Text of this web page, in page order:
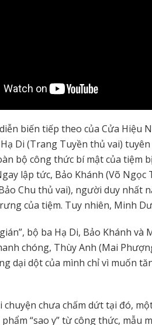
biến tiếp theo của Cửa Hiệu
Di (Trang Tuyền thủ vai)
bộ công thức bí mật của tiệm
lập tức, Bảo Khánh (Võ
Chu thủ vai), người duy nhất
của tiệm. Tuy nhiên, Minh
bộ ba Hạ Di, Bảo Khánh
chóng, Thùy Anh (Mai
dại dột của mình chỉ vì muốn
chuyện chưa chấm dứt tại đó,
“sao y” từ công thức, mẫu